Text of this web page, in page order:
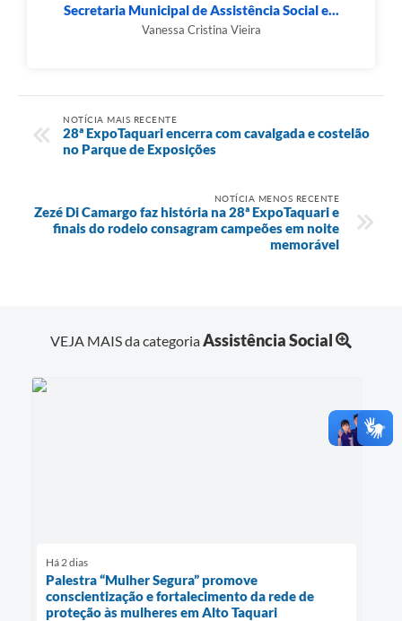
Secretaria Municipal de Assistência Social e...
Vanessa Cristina Vieira
NOTÍCIA MAIS RECENTE
28ª ExpoTaquari encerra com cavalgada e costelão
no Parque de Exposições
NOTÍCIA MENOS RECENTE
Zezé Di Camargo faz história na 28ª ExpoTaquari e
finais do rodeio consagram campeões em noite
memorável
VEJA MAIS da categoriaAssistência Social
Há 2 dias
Palestra “Mulher Segura” promove
conscientização e fortalecimento da rede de
proteção às mulheres em Alto Taquari